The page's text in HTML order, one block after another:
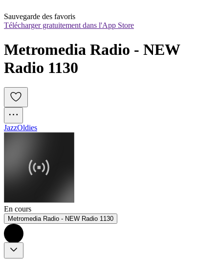
Sauvegarde des favoris
Télécharger gratuitement dans l'App Store
Metromedia Radio - NEW
Radio 1130
JazzOldies
En cours
Metromedia Radio - NEW Radio 1130